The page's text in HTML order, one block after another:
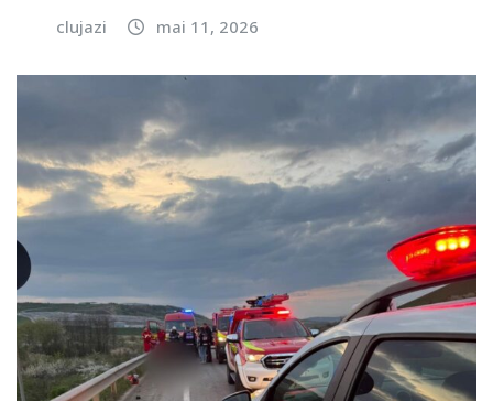
clujazi mai 11, 2026